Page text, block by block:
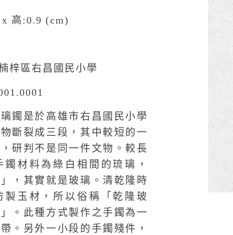
高:0.9 (cm)
梓區右昌國民小學
鐲是於高雄市右昌國民小學
斷裂成三段，其中較短的一
研判不是同一件文物。較長
材料為綠白相間的琉璃，
，其實就是玻璃。清乾隆時
製玉材，所以俗稱「乾隆玻
。此種方式製作之手鐲為一
。另外一小段的手鐲殘件，